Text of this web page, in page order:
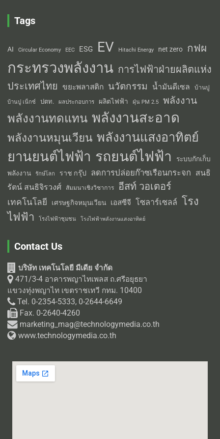
Tags
AI Circular Economy EEC ESG EV Hitachi Energy net zero กฟผ
กระทรวงพลังงาน การไฟฟ้าฝ่ายผลิตแห่ง
ประเทศไทย
ขยะพลาสติก นวัตกรรม น้ำมันดีเซล บ้านปู
บ้านปู เน็กซ์ ปตท. ผลประกอบการ ผลิตไฟฟ้า ฝุ่น PM 2.5 พลังงาน
พลังงานทดแทน พลังงานสะอาด
พลังงานหมุนเวียน พลังงานแสงอาทิตย์
ยานยนต์ไฟฟ้า รถยนต์ไฟฟ้า
ระบบกักเก็บ
พลังงาน
รักษ์โลก ราช กรุ๊ป ลดการปล่อยก๊าซเรือนกระจก สนธิ
รัตน์ สนธิจิรวงศ์
สัมมนาเชิงวิชาการ อีสท์ วอเตอร์
เทคโนโลยี เศรษฐกิจหมุนเวียน เอสซีจี โซลาร์เซลล์ โรง
ไฟฟ้า
โรงไฟฟ้าชุมชน โรงไฟฟ้าพลังงานแสงอาทิตย์
Contact Us
บริษัท เทคโนโลยี มีเดีย จำกัด
471/3-4 อาคารพญาไทเพลส ถ.ศรีอยุธยา
แขวงทุ่งพญาไท เขตราชเทวี กทม. 10400
Tel. 0-2354-5333, 0-2644-6649
Fax. 0-2640-4260
marketing_mag@technologymedia.co.th
www.technologymedia.co.th